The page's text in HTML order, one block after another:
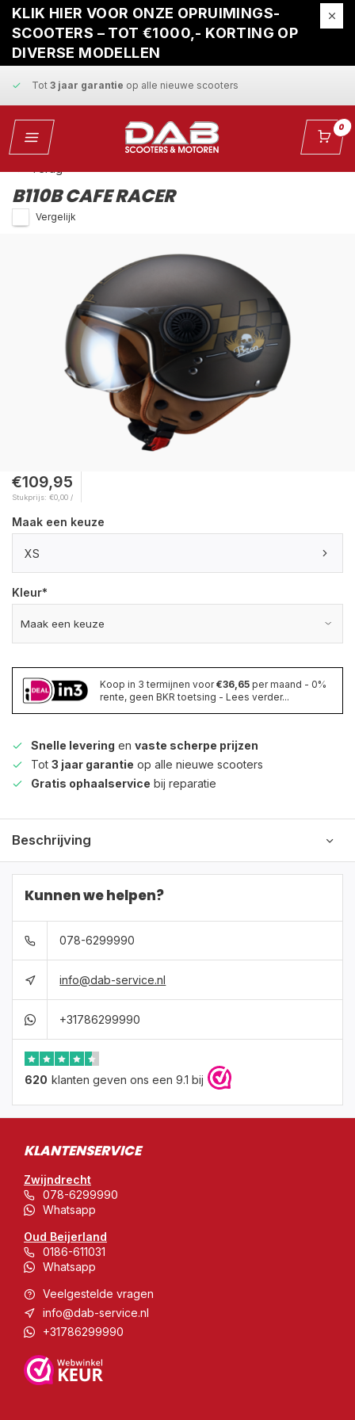
KLIK HIER VOOR ONZE OPRUIMINGS-
SCOOTERS – TOT €1000,- KORTING OP
DIVERSE MODELLEN
Gratis ophaalservicebij reparatie
Snelle leveringen vaste scherpe prijzen
Tot 3 jaar garantie op alle nieuwe scooters
Gratis ophaalservicebij reparatie 0
B110B CAFE RACER
Vergelijk
€109,95
Stukprijs: €0,00 /
Maak een keuze
XS
Kleur*
Koop in 3 termijnen voor€36,65 per maand - 0%
rente, geen BKR toetsing - Lees verder...
Snelle levering en vaste scherpe prijzen
Tot 3 jaar garantie op alle nieuwe scooters
Gratis ophaalservice bij reparatie
Beschrijving
Kunnen we helpen?
078-6299990
info@dab-service.nl
+31786299990
620 klanten geven ons een 9.1 bij
KLANTENSERVICE
Zwijndrecht
078-6299990
Whatsapp
Oud Beijerland
0186-611031
Whatsapp
Veelgestelde vragen
info@dab-service.nl
+31786299990